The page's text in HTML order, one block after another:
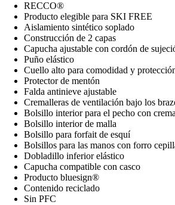
RECCO®
Producto elegible para SKI FREE
Aislamiento sintético soplado
Construcción de 2 capas
Capucha ajustable con cordón de
Puño elástico
Cuello alto para comodidad y
Protector de mentón
Falda antinieve ajustable
Cremalleras de ventilación bajo los
Bolsillo interior para el pecho con
Bolsillo interior de malla
Bolsillo para forfait de esquí
Bolsillos para las manos con forro
Dobladillo inferior elástico
Capucha compatible con casco
Producto bluesign®
Contenido reciclado
Sin PFC